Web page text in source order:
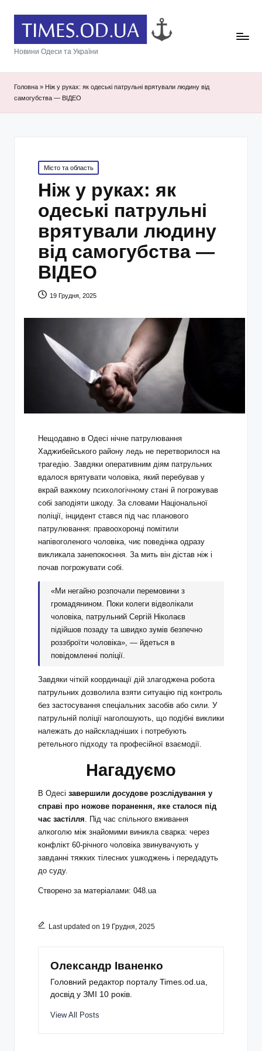
Новини Одеси та України
Головна » Ніж у руках: як одеські патрульні врятували людину від
самогубства — ВІДЕО
Posted
in
Місто та область
Ніж у руках: як
одеські патрульні
врятували людину
від самогубства —
ВІДЕО
19 Грудня, 2025
Нещодавно в Одесі нічне патрулювання
Хаджибейського району ледь не перетворилося на
трагедію. Завдяки оперативним діям патрульних
вдалося врятувати чоловіка, який перебував у
вкрай важкому психологічному стані й погрожував
собі заподіяти шкоду. За словами Національної
поліції, інцидент стався під час планового
патрулювання: правоохоронці помітили
напівоголеного чоловіка, чиє поведінка одразу
викликала занепокоєння. За мить він дістав ніж і
почав погрожувати собі.
«Ми негайно розпочали перемовини з
громадянином. Поки колеги відволікали
чоловіка, патрульний Сергій Ніколаєв
підійшов позаду та швидко зумів безпечно
роззброїти чоловіка», — йдеться в
повідомленні поліції.
Завдяки чіткій координації дій злагоджена робота
патрульних дозволила взяти ситуацію під контроль
без застосування спеціальних засобів або сили. У
патрульній поліції наголошують, що подібні виклики
належать до найскладніших і потребують
ретельного підходу та професійної взаємодії.
Нагадуємо
В Одесі завершили досудове розслідування у
справі про ножове поранення, яке сталося під
час застілля . Під час спільного вживання
алкоголю між знайомими виникла сварка: через
конфлікт 60‑річного чоловіка звинувачують у
завданні тяжких тілесних ушкоджень і передадуть
до суду.
Створено за матеріалами: 048.ua
Last updated on 19 Грудня, 2025
Олександр Іваненко
Головний редактор порталу Times.od.ua,
досвід у ЗМІ 10 років.
View All Posts